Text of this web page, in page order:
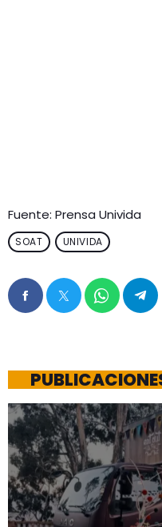
Fuente: Prensa Univida
SOAT UNIVIDA